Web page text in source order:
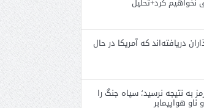
دریافته‌اند که آمریکا در حال
به نتیجه نرسید؛ سپاه جنگ را
هواپیمابر